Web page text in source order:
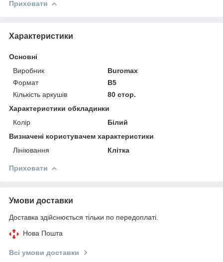
Приховати
Характеристики
Основні
Виробник
Buromax
Формат
В5
Кількість аркушів
80 стор.
Характеристики обкладинки
Колір
Білий
Визначені користувачем характеристики
Лініювання
Клітка
Приховати
Умови доставки
Доставка здійснюється тільки по передоплаті.
Нова Пошта
Всі умови доставки